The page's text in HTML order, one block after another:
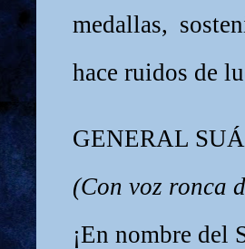
medallas,
hace ruidos de
GENERAL
(Con voz ronca
¡En nombre del